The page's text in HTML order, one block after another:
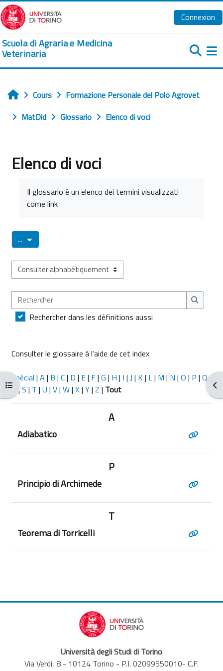
Passer au contenu principal
Connexion
Scuola di Agraria e Medicina
Veterinaria
Ouvrir l’index du cours
Accueil
Cours
Formazione Personale del Polo Agrovet
MatDid
Glossario Elenco di voci
Elenco di voci
Il glossario è un elenco dei termini visualizzati
come link
... Exporter des articles
Consulter le glossaire à l’aide de cet index
Rechercher
Rechercher dans les définitions aussi
Consulter le glossaire à l’aide de cet index
Spécial | A | B | C| D | E| F| G | H | I | J | K | L| M | N | O | P | Q|
R | S | T | U | V| W| X| Y| Z | Tout
A
Adiabatico
P
Principio di Archimede
T
Teorema di Torricelli
Università degli Studi di Torino
Via Verdi, 8 - 10124 Torino - P.I. 02099550010- C.F.